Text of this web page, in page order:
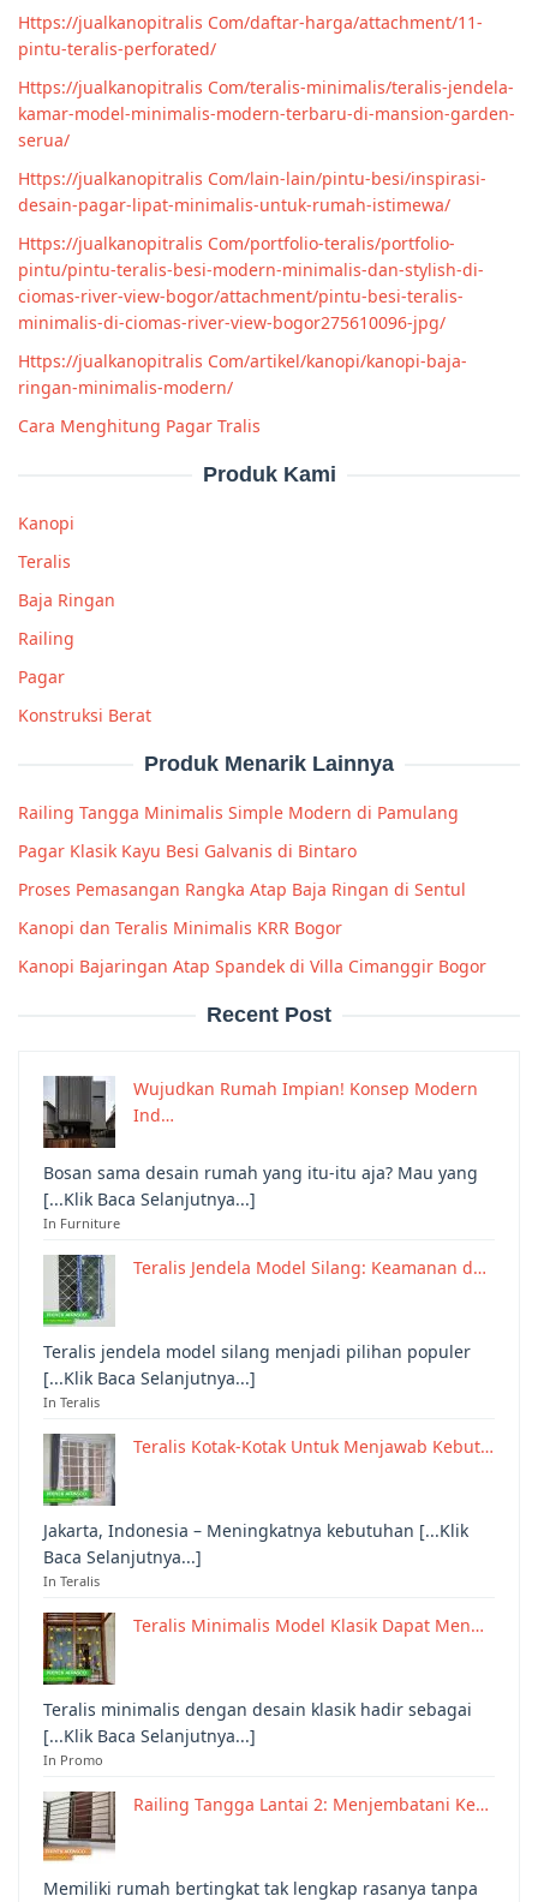
Https://jualkanopitralis Com/daftar-harga/attachment/11-
pintu-teralis-perforated/
Https://jualkanopitralis Com/teralis-minimalis/teralis-jendela-
kamar-model-minimalis-modern-terbaru-di-mansion-garden-
serua/
Https://jualkanopitralis Com/lain-lain/pintu-besi/inspirasi-
desain-pagar-lipat-minimalis-untuk-rumah-istimewa/
Https://jualkanopitralis Com/portfolio-teralis/portfolio-
pintu/pintu-teralis-besi-modern-minimalis-dan-stylish-di-
ciomas-river-view-bogor/attachment/pintu-besi-teralis-
minimalis-di-ciomas-river-view-bogor275610096-jpg/
Https://jualkanopitralis Com/artikel/kanopi/kanopi-baja-
ringan-minimalis-modern/
Cara Menghitung Pagar Tralis
Produk Kami
Kanopi
Teralis
Baja Ringan
Railing
Pagar
Konstruksi Berat
Produk Menarik Lainnya
Railing Tangga Minimalis Simple Modern di Pamulang
Pagar Klasik Kayu Besi Galvanis di Bintaro
Proses Pemasangan Rangka Atap Baja Ringan di Sentul
Kanopi dan Teralis Minimalis KRR Bogor
Kanopi Bajaringan Atap Spandek di Villa Cimanggir Bogor
Recent Post
Wujudkan Rumah Impian! Konsep Modern
Ind…
Bosan sama desain rumah yang itu-itu aja? Mau yang
[...Klik Baca Selanjutnya...]
In Furniture
Teralis Jendela Model Silang: Keamanan d…
Teralis jendela model silang menjadi pilihan populer
[...Klik Baca Selanjutnya...]
In Teralis
Teralis Kotak-Kotak Untuk Menjawab Kebut…
Jakarta, Indonesia – Meningkatnya kebutuhan [...Klik
Baca Selanjutnya...]
In Teralis
Teralis Minimalis Model Klasik Dapat Men…
Teralis minimalis dengan desain klasik hadir sebagai
[...Klik Baca Selanjutnya...]
In Promo
Railing Tangga Lantai 2: Menjembatani Ke…
Memiliki rumah bertingkat tak lengkap rasanya tanpa